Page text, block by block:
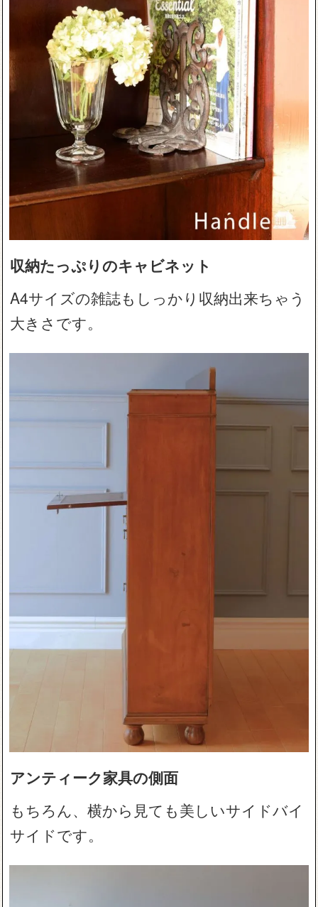
収納たっぷりのキャビネット
A4サイズの雑誌もしっかり収納出来ちゃう
大きさです。
アンティーク家具の側面
もちろん、横から見ても美しいサイドバイ
サイドです。